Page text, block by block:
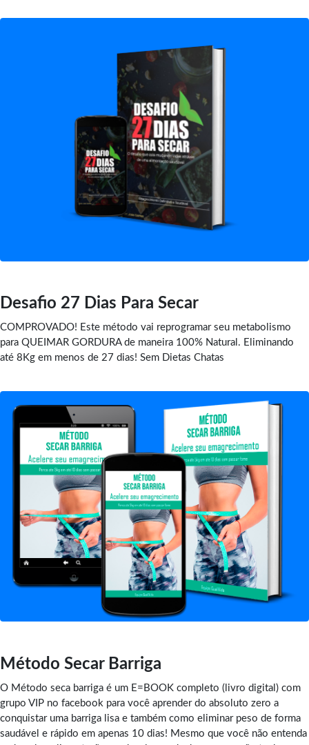
Desafio 27 Dias Para Secar
COMPROVADO! Este método vai reprogramar seu metabolismo
para QUEIMAR GORDURA de maneira 100% Natural. Eliminando
até 8Kg em menos de 27 dias! Sem Dietas Chatas
Método Secar Barriga
O Método seca barriga é um E=BOOK completo (livro digital) com
grupo VIP no facebook para você aprender do absoluto zero a
conquistar uma barriga lisa e também como eliminar peso de forma
saudável e rápido em apenas 10 dias! Mesmo que você não entenda